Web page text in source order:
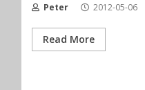
Peter 2012-05-06
Read More